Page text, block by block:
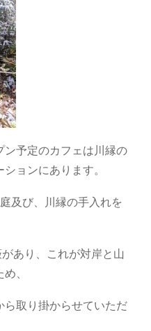
予定のカフェは川縁の
ョンにあります。
及び、川縁の手入れを
あり、これが対岸と山
、
取り掛からせていただ